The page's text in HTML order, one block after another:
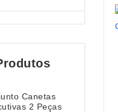
Canetas
2 Peças